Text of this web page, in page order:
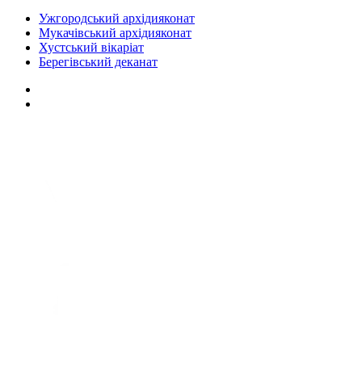
Ужгородський архідияконат
Мукачівський архідияконат
Хустський вікаріат
Берегівський деканат